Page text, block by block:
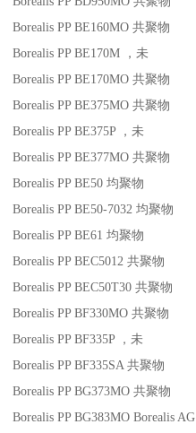
Borealis PP BE160MO 共聚物
Borealis PP BE170M
，未
Borealis PP BE170MO 共聚物
Borealis PP BE375MO 共聚物
Borealis PP BE375P
，未
Borealis PP BE377MO 共聚物
Borealis PP BE50 均聚物
Borealis PP BE50-7032 均聚物
Borealis PP BE61 均聚物
Borealis PP BEC5012 共聚物
Borealis PP BEC50T30 共聚物
Borealis PP BF330MO 共聚物
Borealis PP BF335P
，未
Borealis PP BF335SA 共聚物
Borealis PP BG373MO 共聚物
Borealis PP BG383MO Borealis AG